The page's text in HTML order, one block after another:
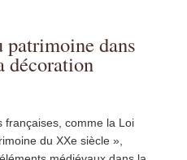
dans
décoration
françaises, comme la Loi
du XXe siècle »,